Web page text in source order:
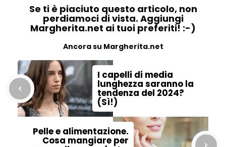
Se ti è piaciuto questo articolo, non
perdiamoci di vista. Aggiungi
Margherita.net ai tuoi preferiti! :-)
Ancora su Margherita.net
I capelli di media
lunghezza saranno la
tendenza del 2024?
(Sì!)
Pelle e alimentazione.
Cosa mangiare per